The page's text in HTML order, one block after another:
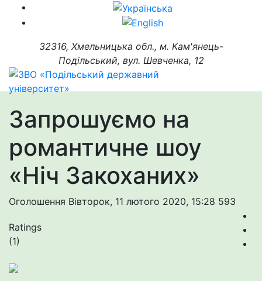
32316, Хмельницька обл., м. Кам'янець-
Подільський, вул. Шевченка, 12
Запрошуємо на
романтичне шоу
«Ніч Закоханих»
Оголошення Вівторок, 11 лютого 2020, 15:28 593
Ratings
(1)